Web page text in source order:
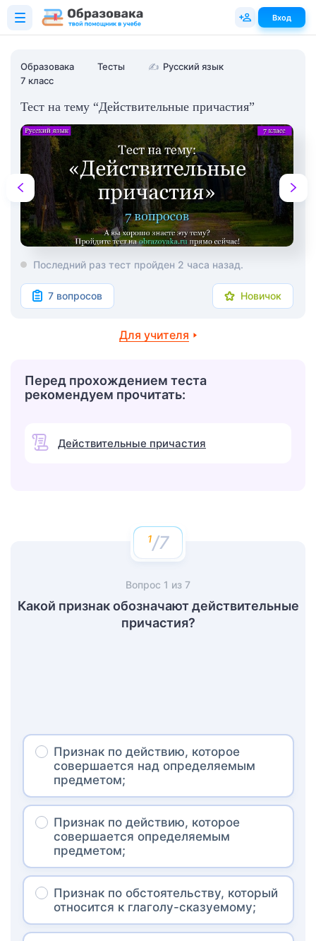
Образовака Тесты ✍ Русский язык
7 класс
Тест на тему “Действительные причастия”
Последний раз тест пройден 2 часа назад.
7 вопросов Новичок
Для учителя
Перед прохождением теста
рекомендуем прочитать:
Действительные причастия
/7
Вопрос 1 из 7
Какой признак обозначают действительные
причастия?
Признак по действию, которое
совершается над определяемым
предметом;
Признак по действию, которое
совершается определяемым
предметом;
Признак по обстоятельству, который
относится к глаголу-сказуемому;
Вход